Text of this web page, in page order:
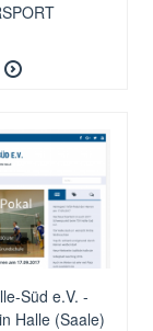
Süd e.V. -
Halle (Saale)